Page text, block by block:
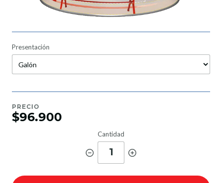
Presentación
PRECIO
$96.900
Cantidad
1